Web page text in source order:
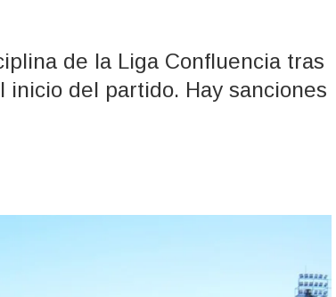
de la Liga Confluencia tras
del partido. Hay sanciones